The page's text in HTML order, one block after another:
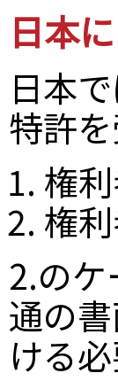
日本
日本
特許
権
権
2.の
通の
ける